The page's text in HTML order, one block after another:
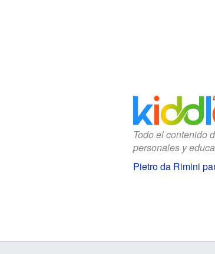
Todo el contenido
personales y
Pietro da Rimini